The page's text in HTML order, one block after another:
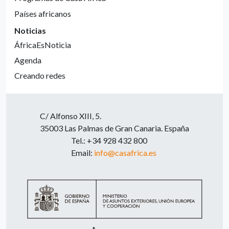
Países africanos
Noticias
ÁfricaEsNoticia
Agenda
Creando redes
C/ Alfonso XIII, 5.
35003 Las Palmas de Gran Canaria. España
Tel.: +34 928 432 800
Email: info@casafrica.es